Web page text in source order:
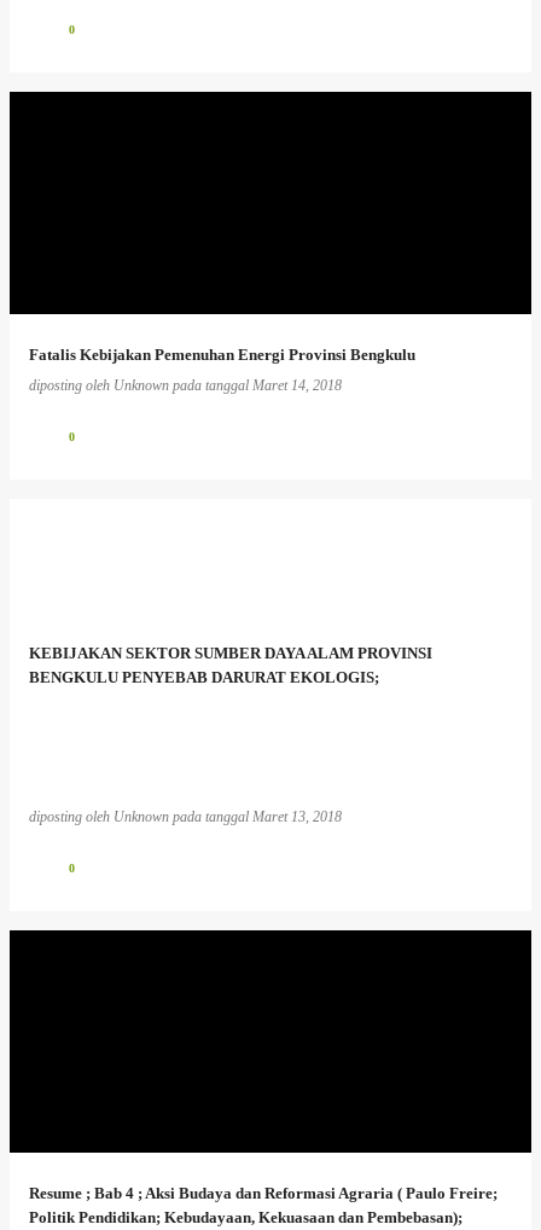
0
Fatalis Kebijakan Pemenuhan Energi Provinsi Bengkulu
diposting oleh Unknown pada tanggal Maret 14, 2018
0
KEBIJAKAN SEKTOR SUMBER DAYA ALAM PROVINSI
BENGKULU PENYEBAB DARURAT EKOLOGIS;
diposting oleh Unknown pada tanggal Maret 13, 2018
0
Resume ; Bab 4 ; Aksi Budaya dan Reformasi Agraria ( Paulo Freire;
Politik Pendidikan; Kebudayaan, Kekuasaan dan Pembebasan);